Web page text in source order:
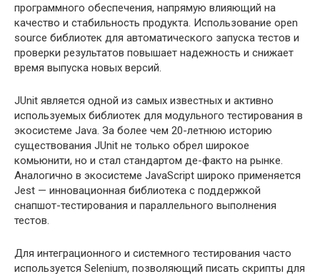
программного обеспечения, напрямую влияющий на
качество и стабильность продукта. Использование open
source библиотек для автоматического запуска тестов и
проверки результатов повышает надежность и снижает
время выпуска новых версий.
JUnit является одной из самых известных и активно
используемых библиотек для модульного тестирования в
экосистеме Java. За более чем 20-летнюю историю
существования JUnit не только обрел широкое
комьюнити, но и стал стандартом де-факто на рынке.
Аналогично в экосистеме JavaScript широко применяется
Jest — инновационная библиотека с поддержкой
снапшот-тестирования и параллельного выполнения
тестов.
Для интеграционного и системного тестирования часто
используется Selenium, позволяющий писать скрипты для